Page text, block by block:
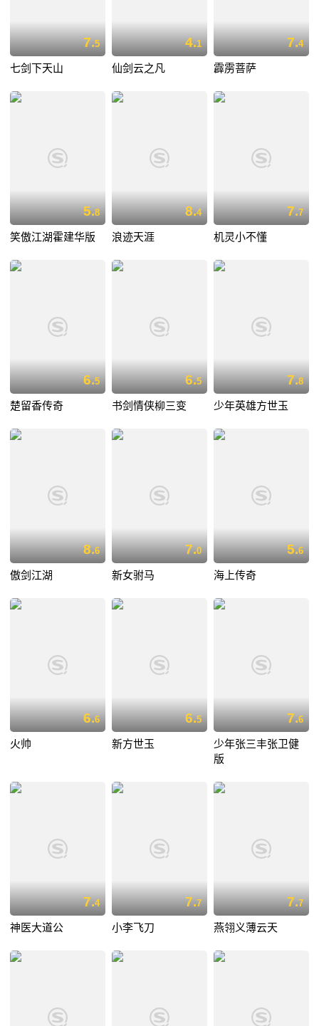
7.5
七剑下天山
4.1
仙剑云之凡
7.4
霹雳菩萨
5.8
笑傲江湖霍建华版
8.4
浪迹天涯
7.7
机灵小不懂
6.5
楚留香传奇
6.5
书剑情侠柳三变
7.8
少年英雄方世玉
8.6
傲剑江湖
7.0
新女驸马
5.6
海上传奇
6.6
火帅
6.5
新方世玉
7.6
少年张三丰张卫健
版
7.4
神医大道公
7.7
小李飞刀
7.7
燕翎义薄云天